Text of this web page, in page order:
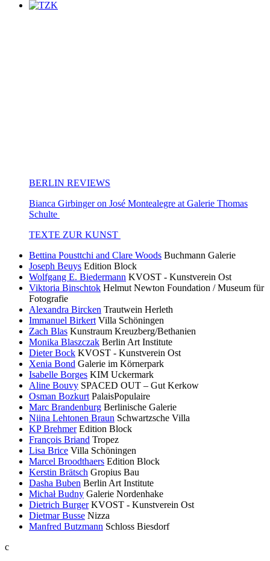
BERLIN REVIEWS
Bianca Girbinger on José Montealegre at Galerie Thomas
Schulte
TEXTE ZUR KUNST
Bettina Pousttchi and Clare Woods Buchmann Galerie
Joseph Beuys Edition Block
Wolfgang E. Biedermann KVOST - Kunstverein Ost
Viktoria Binschtok Helmut Newton Foundation / Museum für
Fotografie
Alexandra Bircken Trautwein Herleth
Immanuel Birkert Villa Schöningen
Zach Blas Kunstraum Kreuzberg/Bethanien
Monika Blaszczak Berlin Art Institute
Dieter Bock KVOST - Kunstverein Ost
Xenia Bond Galerie im Körnerpark
Isabelle Borges KIM Uckermark
Aline Bouvy SPACED OUT – Gut Kerkow
Osman Bozkurt PalaisPopulaire
Marc Brandenburg Berlinische Galerie
Niina Lehtonen Braun Schwartzsche Villa
KP Brehmer Edition Block
François Briand Tropez
Lisa Brice Villa Schöningen
Marcel Broodthaers Edition Block
Kerstin Brätsch Gropius Bau
Dasha Buben Berlin Art Institute
Michał Budny Galerie Nordenhake
Dietrich Burger KVOST - Kunstverein Ost
Dietmar Busse Nizza
Manfred Butzmann Schloss Biesdorf
c